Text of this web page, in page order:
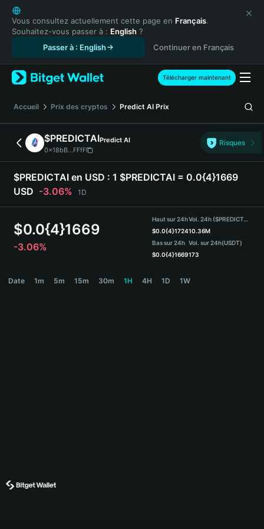
English
日本語
Tiếng Việt
Español (Latinoamérica)
Türkçe
Français
Deutsch
简体中文
繁體中文
Português (Portugal)
Bahasa Indonesia
ภาษาไทย
हिन्दी
Español
Português (Brasil)
Vous consultez actuellement cette page en Français.
Souhaitez-vous passer à : English ?
Passer à : English
Continuer en Français
Télécharger maintenant
Accueil Prix des cryptos Predict AI Prix
$PREDICTAIPredict AI
0x18bB...FFfF
Risques
$PREDICTAI en USD : 1 $PREDICTAI = 0.0{4}1669
USD -3.06% 1D
$0.0{4}1669
-3.06%
Haut sur 24h
$0.0{4}1724
Bas sur 24h
$0.0{4}1669
Vol. 24h ($PREDICTAI)
10.36M
Vol. sur 24h(USDT)
173
Date 1m 5m 15m 30m 1H 4H 1D 1W